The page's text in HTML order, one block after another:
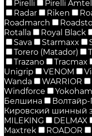
Pirelli
Pirelli Amtel
Radar
Riken
Roadmarch
Rotalla
Royal Black
Sava
Starmaxx
Torero (Matador)
Trazano
Tracmax
Unigrip
VENOM
Wanda
WARRIOR
Windforce
Белшина
Кировский шинный
MILEKING
DELMAX
Maxtrek
ROADOR